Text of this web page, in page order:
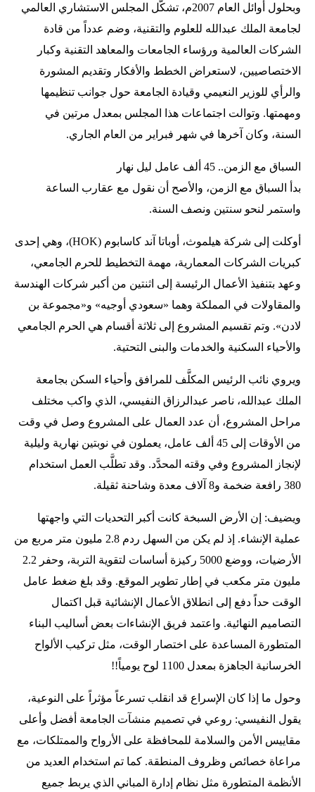
وبحلول أوائل العام 2007م، تشكَّل المجلس الاستشاري العالمي
لجامعة الملك عبدالله للعلوم والتقنية، وضم عدداً من قادة
الشركات العالمية ورؤساء الجامعات والمعاهد التقنية وكبار
الاختصاصيين، لاستعراض الخطط والأفكار وتقديم المشورة
والرأي للوزير النعيمي وقيادة الجامعة حول جوانب تنظيمها
ومهمتها. وتوالت اجتماعات هذا المجلس بمعدل مرتين في
السنة، وكان آخرها في شهر فبراير من العام الجاري.
السباق مع الزمن.. 45 ألف عامل ليل نهار
بدأ السباق مع الزمن، والأصح أن نقول مع عقارب الساعة
واستمر لنحو سنتين ونصف السنة.
أوكلت إلى شركة هيلموث، أوباتا آند كاسابوم (HOK)، وهي إحدى
كبريات الشركات المعمارية، مهمة التخطيط للحرم الجامعي،
وعهد بتنفيذ الأعمال الرئيسة إلى اثنتين من أكبر شركات الهندسة
والمقاولات في المملكة وهما «سعودي أوجيه» و«مجموعة بن
لادن». وتم تقسيم المشروع إلى ثلاثة أقسام هي الحرم الجامعي
والأحياء السكنية والخدمات والبنى التحتية.
ويروي نائب الرئيس المكلَّف للمرافق وأحياء السكن بجامعة
الملك عبدالله، ناصر عبدالرزاق النفيسي، الذي واكب مختلف
مراحل المشروع، أن عدد العمال على المشروع وصل في وقت
من الأوقات إلى 45 ألف عامل، يعملون في نوبتين نهارية وليلية
لإنجاز المشروع وفي وقته المحدَّد. وقد تطلَّب العمل استخدام
380 رافعة ضخمة و8 آلاف معدة وشاحنة ثقيلة.
ويضيف: إن الأرض السبخة كانت أكبر التحديات التي واجهتها
عملية الإنشاء. إذ لم يكن من السهل ردم 2.8 مليون متر مربع من
الأرضيات، ووضع 5000 ركيزة أساسات لتقوية التربة، وحفر 2.2
مليون متر مكعب في إطار تطوير الموقع. وقد بلغ ضغط عامل
الوقت حداً دفع إلى انطلاق الأعمال الإنشائية قبل اكتمال
التصاميم النهائية. واعتمد فريق الإنشاءات بعض أساليب البناء
المتطورة المساعدة على اختصار الوقت، مثل تركيب الألواح
الخرسانية الجاهزة بمعدل 1100 لوح يومياً!!
وحول ما إذا كان الإسراع قد انقلب تسرعاً مؤثراً على النوعية،
يقول النفيسي: روعي في تصميم منشآت الجامعة أفضل وأعلى
مقاييس الأمن والسلامة للمحافظة على الأرواح والممتلكات، مع
مراعاة خصائص وظروف المنطقة. كما تم استخدام العديد من
الأنظمة المتطورة مثل نظام إدارة المباني الذي يربط جميع